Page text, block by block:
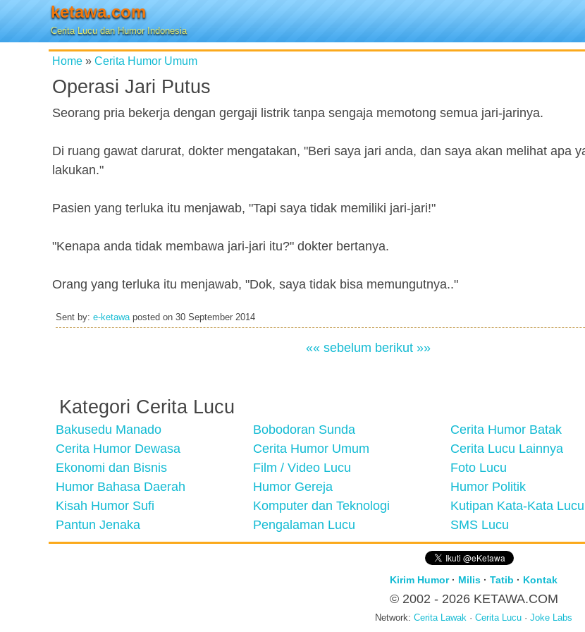
ketawa.com
Cerita Lucu dan Humor Indonesia
Home » Cerita Humor Umum
Operasi Jari Putus
Seorang pria bekerja dengan gergaji listrik tanpa sengaja memotong semua jari-jarinya.
Di ruang gawat darurat, dokter mengatakan, "Beri saya jari anda, dan saya akan melihat apa
lakukan."
Pasien yang terluka itu menjawab, "Tapi saya tidak memiliki jari-jari!"
"Kenapa anda tidak membawa jari-jari itu?" dokter bertanya.
Orang yang terluka itu menjawab, "Dok, saya tidak bisa memungutnya.."
Sent by: e-ketawaposted on 30 September 2014
«« sebelum berikut »»
Kategori Cerita Lucu
Bakusedu Manado Bobodoran Sunda Cerita Humor Batak
Cerita Humor Dewasa
Cerita Humor Umum Cerita Lucu Lainnya
Ekonomi dan Bisnis
Film / Video Lucu Foto Lucu
Humor Bahasa Daerah
Humor Gereja Humor Politik
Kisah Humor Sufi
Komputer dan Teknologi Kutipan Kata-Kata Lucu
Pantun Jenaka
Pengalaman Lucu SMS Lucu
Kirim Humor· Milis · Tatib · Kontak
© 2002 - 2026 KETAWA.COM
Network: Cerita Lawak · Cerita Lucu · Joke Labs